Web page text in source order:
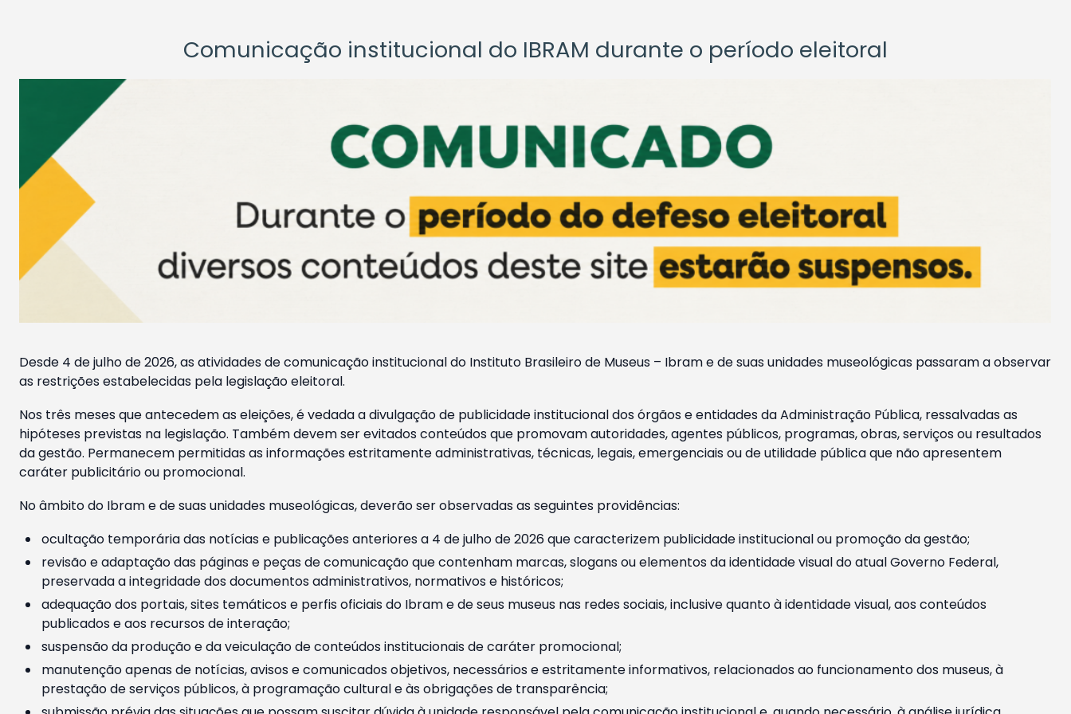
Comunicação institucional do IBRAM durante o período eleitoral
Desde 4 de julho de 2026, as atividades de comunicação institucional do Instituto Brasileiro de Museus – Ibram e de suas unidades museológicas passaram a observar
as restrições estabelecidas pela legislação eleitoral.
Nos três meses que antecedem as eleições, é vedada a divulgação de publicidade institucional dos órgãos e entidades da Administração Pública, ressalvadas as
hipóteses previstas na legislação. Também devem ser evitados conteúdos que promovam autoridades, agentes públicos, programas, obras, serviços ou resultados
da gestão. Permanecem permitidas as informações estritamente administrativas, técnicas, legais, emergenciais ou de utilidade pública que não apresentem
caráter publicitário ou promocional.
No âmbito do Ibram e de suas unidades museológicas, deverão ser observadas as seguintes providências:
ocultação temporária das notícias e publicações anteriores a 4 de julho de 2026 que caracterizem publicidade institucional ou promoção da gestão;
revisão e adaptação das páginas e peças de comunicação que contenham marcas, slogans ou elementos da identidade visual do atual Governo Federal,
preservada a integridade dos documentos administrativos, normativos e históricos;
adequação dos portais, sites temáticos e perfis oficiais do Ibram e de seus museus nas redes sociais, inclusive quanto à identidade visual, aos conteúdos
publicados e aos recursos de interação;
suspensão da produção e da veiculação de conteúdos institucionais de caráter promocional;
manutenção apenas de notícias, avisos e comunicados objetivos, necessários e estritamente informativos, relacionados ao funcionamento dos museus, à
prestação de serviços públicos, à programação cultural e às obrigações de transparência;